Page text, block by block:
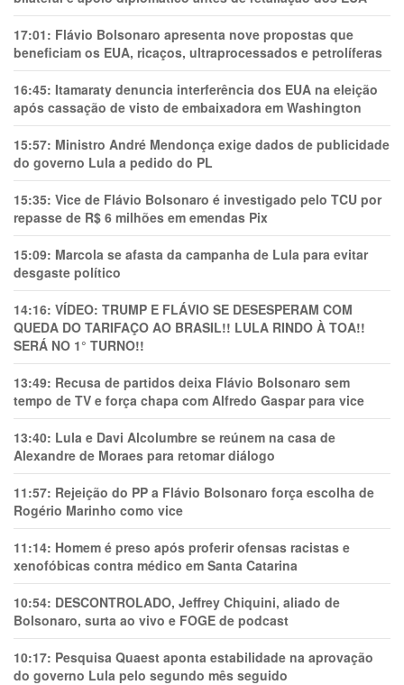
17:01: Flávio Bolsonaro apresenta nove propostas que
beneficiam os EUA, ricaços, ultraprocessados e petrolíferas
16:45: Itamaraty denuncia interferência dos EUA na eleição
após cassação de visto de embaixadora em Washington
15:57: Ministro André Mendonça exige dados de publicidade
do governo Lula a pedido do PL
15:35: Vice de Flávio Bolsonaro é investigado pelo TCU por
repasse de R$ 6 milhões em emendas Pix
15:09: Marcola se afasta da campanha de Lula para evitar
desgaste político
14:16: VÍDEO: TRUMP E FLÁVIO SE DESESPERAM COM
QUEDA DO TARIFAÇO AO BRASIL!! LULA RINDO À TOA!!
SERÁ NO 1° TURNO!!
13:49: Recusa de partidos deixa Flávio Bolsonaro sem
tempo de TV e força chapa com Alfredo Gaspar para vice
13:40: Lula e Davi Alcolumbre se reúnem na casa de
Alexandre de Moraes para retomar diálogo
11:57: Rejeição do PP a Flávio Bolsonaro força escolha de
Rogério Marinho como vice
11:14: Homem é preso após proferir ofensas racistas e
xenofóbicas contra médico em Santa Catarina
10:54: DESCONTROLADO, Jeffrey Chiquini, aliado de
Bolsonaro, surta ao vivo e FOGE de podcast
10:17: Pesquisa Quaest aponta estabilidade na aprovação
do governo Lula pelo segundo mês seguido